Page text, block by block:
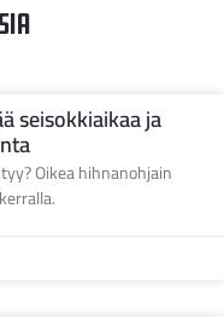
seisokkiaikaa ja
Oikea hihnanohjain